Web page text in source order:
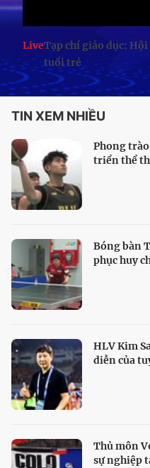
LiveTạp chí giáo dục:
tuổi trẻ
TIN XEM NHIỀU
Phong
triển thể
Bóng bàn
phục huy
HLV Kim
diễn của
Thủ môn
sự nghiệp